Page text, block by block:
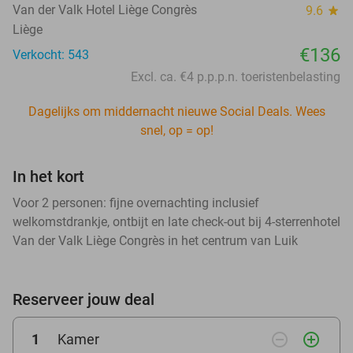
Van der Valk Hotel Liège Congrès 9.6 star
Liège
Verkocht: 543
€136
Excl. ca. €4 p.p.p.n. toeristenbelasting
Dagelijks om middernacht nieuwe Social Deals. Wees
snel, op = op!
In het kort
Voor 2 personen: fijne overnachting inclusief
welkomstdrankje, ontbijt en late check-out bij 4-sterrenhotel
Van der Valk Liège Congrès in het centrum van Luik
Reserveer jouw deal
1 Kamer remove_circle_outline add_circle_outline